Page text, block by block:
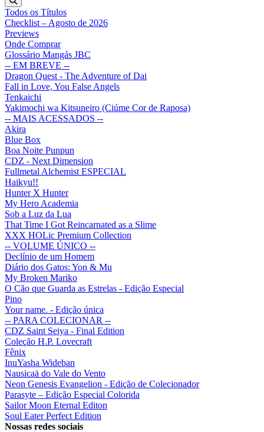
Todos os Títulos
Checklist – Agosto de 2026
Previews
Onde Comprar
Glossário Mangás JBC
-- EM BREVE --
Dragon Quest - The Adventure of Dai
Fall in Love, You False Angels
Tenkaichi
Yakimochi wa Kitsuneiro (Ciúme Cor de Raposa)
-- MAIS ACESSADOS --
Akira
Blue Box
Boa Noite Punpun
CDZ - Next Dimension
Fullmetal Alchemist ESPECIAL
Haikyu!!
Hunter X Hunter
My Hero Academia
Sob a Luz da Lua
That Time I Got Reincarnated as a Slime
XXX HOLic Premium Collection
-- VOLUME ÚNICO --
Declínio de um Homem
Diário dos Gatos: Yon & Mu
My Broken Mariko
O Cão que Guarda as Estrelas - Edição Especial
Pino
Your name. - Edição única
-- PARA COLECIONAR --
CDZ Saint Seiya - Final Edition
Coleção H.P. Lovecraft
Fênix
InuYasha Wideban
Nausicaä do Vale do Vento
Neon Genesis Evangelion - Edição de Colecionador
Parasyte – Edição Especial Colorida
Sailor Moon Eternal Editon
Soul Eater Perfect Edition
Nossas redes sociais